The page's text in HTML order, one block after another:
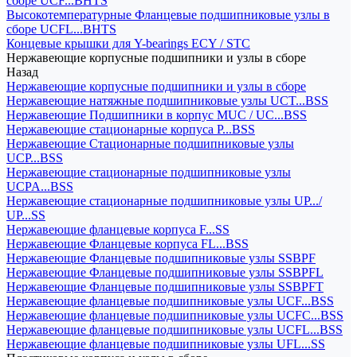
Высокотемпературные Фланцевые подшипниковые узлы в
сборе UCFL...BHTS
Концевые крышки для Y-bearings ECY / STC
Нержавеющие корпусные подшипники и узлы в сборе
Назад
Нержавеющие корпусные подшипники и узлы в сборе
Нержавеющие натяжные подшипниковые узлы UCT...BSS
Нержавеющие Подшипники в корпус MUC / UC...BSS
Нержавеющие стационарные корпуса P...BSS
Нержавеющие Стационарные подшипниковые узлы
UCP...BSS
Нержавеющие стационарные подшипниковые узлы
UCPA...BSS
Нержавеющие стационарные подшипниковые узлы UP.../
UP...SS
Нержавеющие фланцевые корпуса F...SS
Нержавеющие Фланцевые корпуса FL...BSS
Нержавеющие Фланцевые подшипниковые узлы SSBPF
Нержавеющие Фланцевые подшипниковые узлы SSBPFL
Нержавеющие Фланцевые подшипниковые узлы SSBPFT
Нержавеющие фланцевые подшипниковые узлы UCF...BSS
Нержавеющие фланцевые подшипниковые узлы UCFC...BSS
Нержавеющие фланцевые подшипниковые узлы UCFL...BSS
Нержавеющие фланцевые подшипниковые узлы UFL...SS